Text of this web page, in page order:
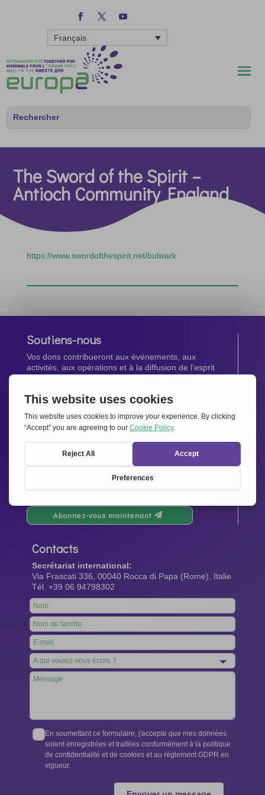
Français
The Sword of the Spirit –
Antioch Community England
https://www.swordofthespirit.net/bulwark
Soutiens-nous
Vos dons contribueront aux événements, aux
activités, aux opérations et à la diffusion de l’esprit
Newsletter
Abonnez-vous maintenant
Contacts
Secrétariat international:
Via Frascati 336, 00040 Rocca di Papa (Rome), Italie
Tél. +39 06 94798302
Leave
this
field
blank
En soumettant ce formulaire, j'accepte que mes données
soient enregistrées et traitées conformément à la politique
de confidentialité et de cookies et au règlement GDPR en
vigueur.